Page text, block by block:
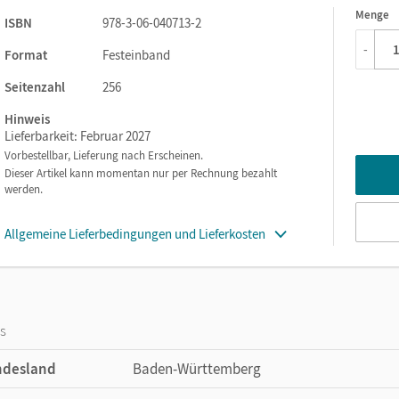
und
ins neue Thema ein.
und bedienen das grundlegende Niveau.
Fehlvorstellungen hin.
innen einen Vorgeschmack auf die kommenden
ISBN
978-3-06-040713-2
Format
Festeinband
Seitenzahl
256
Hinweis
Lieferbarkeit: Februar 2027
Vorbestellbar, Lieferung nach Erscheinen.
Dieser Artikel kann momentan nur per Rechnung bezahlt
werden.
Allgemeine Lieferbedingungen und Lieferkosten
Menge
1
-
Baden-Württemberg